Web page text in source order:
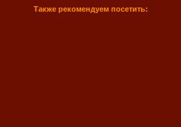
Также рекомендуем посетить: